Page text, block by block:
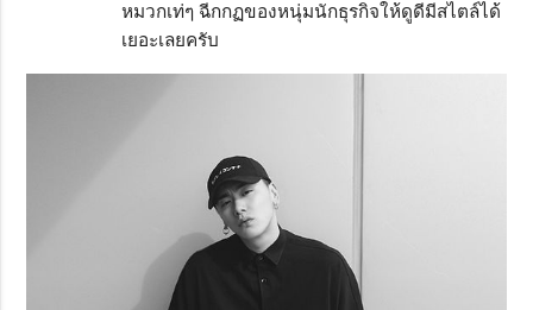
หมวกเท่ๆ ฉีกกฏของหนุ่มนักธุรกิจให้ดูดีมีสไตล์ได้
เยอะเลยครับ